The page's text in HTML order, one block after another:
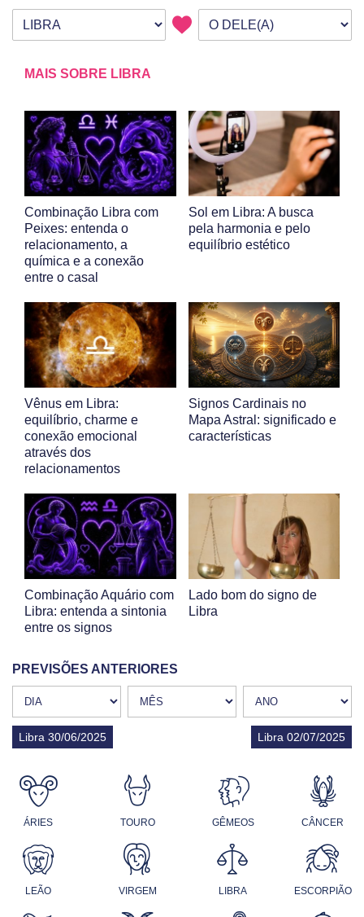
Seu signo
Signo da outra pessoa
MAIS SOBRE LIBRA
Combinação Libra com
Peixes: entenda o
relacionamento, a
química e a conexão
entre o casal
Sol em Libra: A busca
pela harmonia e pelo
equilíbrio estético
Vênus em Libra:
equilíbrio, charme e
conexão emocional
através dos
relacionamentos
Signos Cardinais no
Mapa Astral: significado e
características
Combinação Aquário com
Libra: entenda a sintonia
entre os signos
Lado bom do signo de
Libra
PREVISÕES ANTERIORES
Libra 30/06/2025 Libra 02/07/2025
ÁRIES TOURO GÊMEOS CÂNCER
LEÃO VIRGEM LIBRA ESCORPIÃO